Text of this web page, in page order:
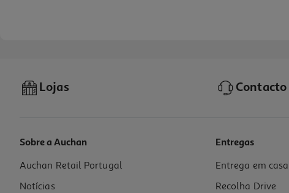
Cabo Antena M-F Qilive G4217941 Branco 5mt
9.99 €/un
Lojas Contacto
Sobre a Auchan
Auchan Retail Portugal
Notícias
Entregas
Entrega em casa
Recolha Drive